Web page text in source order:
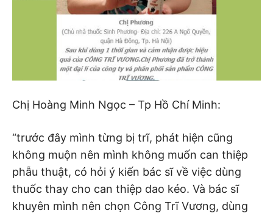
Chị Hoàng Minh Ngọc – Tp Hồ Chí Minh:
“trước đây mình từng bị trĩ, phát hiện cũng
không muộn nên mình không muốn can thiệp
phẫu thuật, có hỏi ý kiến bác sĩ về việc dùng
thuốc thay cho can thiệp dao kéo. Và bác sĩ
khuyên mình nên chọn Công Trĩ Vương, dùng